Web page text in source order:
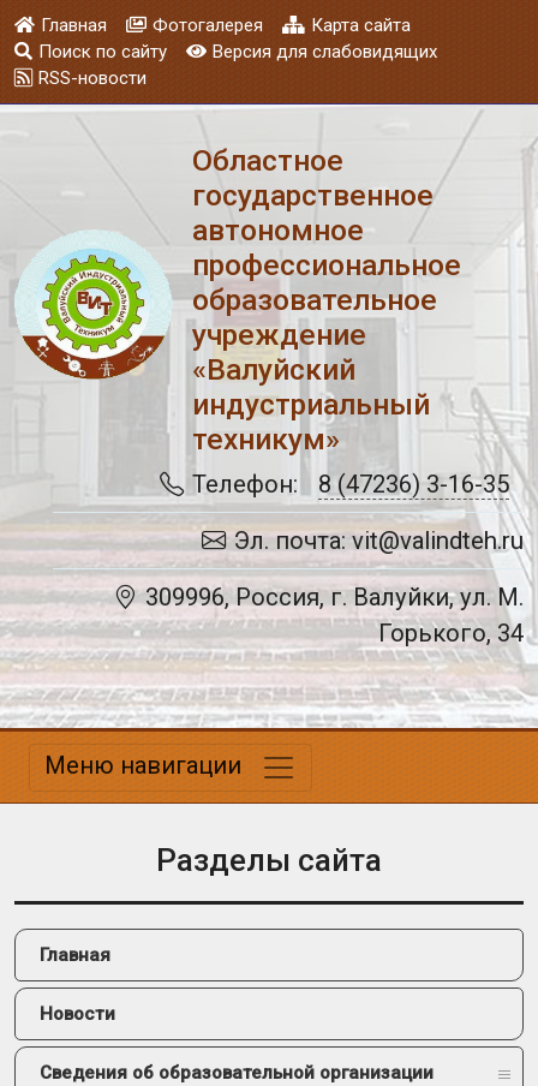
Главная Фотогалерея
Карта сайта
Поиск по сайту
Версия для слабовидящих
RSS-новости
Областное
государственное
автономное
профессиональное
образовательное
учреждение
«Валуйский
индустриальный
техникум»
Телефон:
8 (47236) 3-16-35
Эл. почта: vit@valindteh.ru
309996, Россия, г. Валуйки, ул. М.
Горького, 34
Меню навигации
Разделы сайта
Главная
Новости
Сведения об образовательной организации